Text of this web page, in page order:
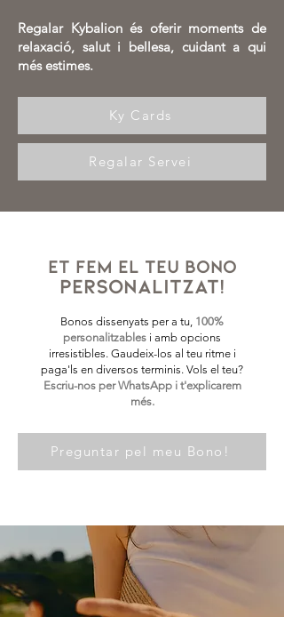
Regalar Kybalion és oferir moments de
relaxació, salut i bellesa, cuidant a qui
més estimes.
Ky Cards
Regalar Servei
et fem el teu bono
personalitzat!
Bonos dissenyats per a tu, 100%
personalitzables i amb opcions
irresistibles. Gaudeix-los al teu ritme i
paga'ls en diversos terminis. Vols el teu?
Escriu-nos per WhatsApp i t'explicarem
més.
Preguntar pel meu Bono!